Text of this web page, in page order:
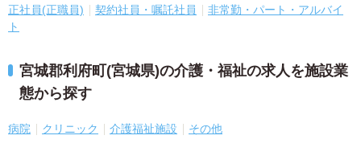
正社員(正職員) 契約社員・嘱託社員
非常勤・パート・アルバイ
ト
宮城郡利府町(宮城県)の介護・福祉の求人を施設業
態から探す
病院 クリニック 介護福祉施設 その他